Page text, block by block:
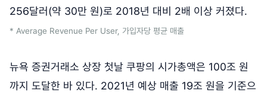
256달러(약 30만 원)로 2018년 대비 2배 이상 커졌다.
* Average Revenue Per User, 가입자당 평균 매출
뉴욕 증권거래소 상장 첫날 쿠팡의 시가총액은 100조 원
까지 도달한 바 있다. 2021년 예상 매출 19조 원을 기준으